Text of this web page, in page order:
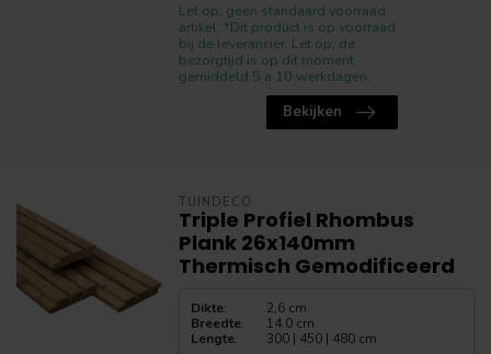
Let op, geen standaard voorraad
artikel. *Dit product is op voorraad
bij de leverancier. Let op, de
bezorgtijd is op dit moment
gemiddeld 5 a 10 werkdagen.
Bekijken
TUINDECO
Triple Profiel Rhombus
Plank 26x140mm
Thermisch Gemodificeerd
Dikte:
2,6 cm
Breedte:
14.0 cm
Lengte: 300 | 450 | 480 cm